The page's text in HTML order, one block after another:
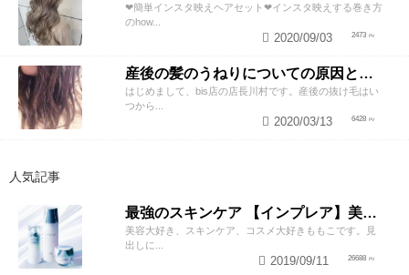
❤︎簡単インスタ映えヘアセット❤︎インスタ映えする巻き方
のhow...
2473
2020/09/03
産後の髪のうねりについての原因と対策！
はじめまして、bis店の店長川村です。産後の抜け毛はい
つから...
6428
2020/03/13
人気記事
最強のスキンケア 【インプレア】美容師がオススメする、神ポイント5つ公開！
美容大好き、スキンケア、コスメ大好きももこです。見
出しに...
26688
2019/09/11